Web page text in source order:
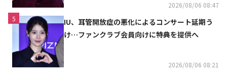
2026/08/06 08:47
5
IU、耳管開放症の悪化によるコンサート延期う
け…ファンクラブ会員向けに特典を提供へ
2026/08/06 08:21